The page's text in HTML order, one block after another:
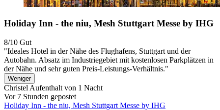
Holiday Inn - the niu, Mesh Stuttgart Messe by IHG
8/10 Gut
"Ideales Hotel in der Nähe des Flughafens, Stuttgart und der
Autobahn. Absatz im Industriegebiet mit kostenlosen Parkplätzen in
der Nähe und sehr guten Preis-Leistungs-Verhältnis."
Weniger
Christel Aufenthalt von 1 Nacht
Vor 7 Stunden gepostet
Holiday Inn - the niu, Mesh Stuttgart Messe by IHG